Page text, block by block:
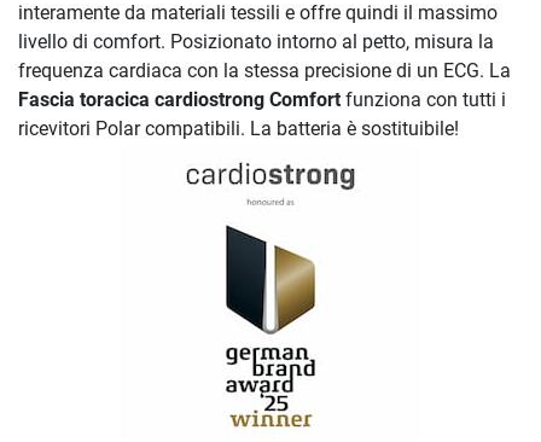
interamente da materiali tessili e offre quindi il massimo
livello di comfort. Posizionato intorno al petto, misura la
frequenza cardiaca con la stessa precisione di un ECG. La
Fascia toracica cardiostrong Comfort funziona con tutti i
ricevitori Polar compatibili. La batteria è sostituibile!